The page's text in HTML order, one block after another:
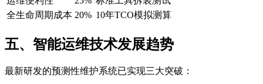
全生命周期成本 20% 10年TCO模拟测算
五、智能运维技术发展趋势
最新研发的预测性维护系统已实现三大突破：